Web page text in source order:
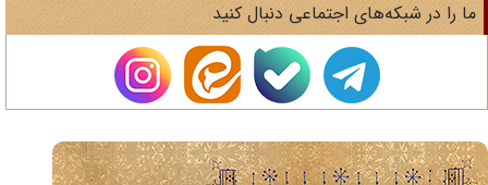
را در شبکه‌های اجتماعی دنبال کنید